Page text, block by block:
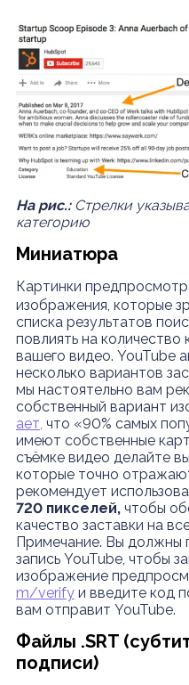
На рис.:Стрелки
категорию
Миниатюра
Картинки
изображения, которые
списка результатов
повлиять на
вашего видео. YouTube
несколько вариантов
мы настоятельно вам
собственный вариант
ает, что «90% самых
имеют собственные
съёмке видео делайте
которые точно
рекомендует
720 пикселей,чтобы
качество заставки на
Примечание. Вы должны
запись YouTube, чтобы
изображение
m/verifyи введите код
вам отправит YouTube.
Файлы .SRT
подписи)